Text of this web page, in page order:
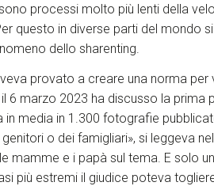
processi molto più lenti della
questo in diverse parti del mondo
dello sharenting.
provato a creare una norma per
6 marzo 2023 ha discusso la prima
media in 1.300 fotografie
o dei famigliari», si leggeva
mamme e i papà sul tema. E solo
più estremi il giudice poteva